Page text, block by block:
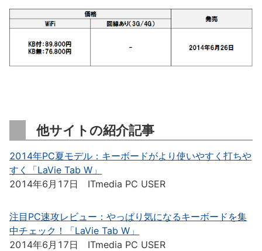
他サイトの紹介記事
2014年PC夏モデル：キーボードがより使いやすく打ちや
すく「LaVie Tab W」
2014年6月17日 ITmedia PC USER
注目PC速攻レビュー：やっぱり気になるキーボードを集
中チェック！「LaVie Tab W」
2014年6月17日 ITmedia PC USER